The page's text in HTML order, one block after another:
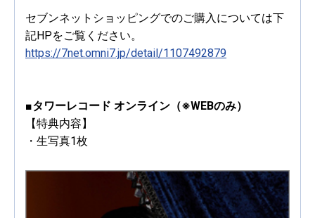
セブンネットショッピングでのご購入については下
記HPをご覧ください。
https://7net.omni7.jp/detail/1107492879
■タワーレコード オンライン（※WEBのみ）
【特典内容】
・生写真1枚